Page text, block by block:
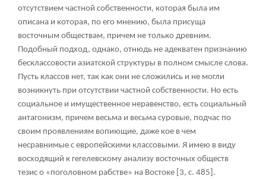
отсутствием частной собственности, которая была им
описана и которая, по его мнению, была присуща
восточным обществам, причем не только древним.
Подобный подход, однако, отнюдь не адекватен признанию
бесклассовости азиатской структуры в полном смысле слова.
Пусть классов нет, так как они не сложились и не могли
возникнуть при отсутствии частной собственности. Но есть
социальное и имущественное неравенство, есть социальный
антагонизм, причем весьма и весьма суровые, подчас по
своим проявлениям вопиющие, даже кое в чем
несравнимые с европейскими классовыми. Я имею в виду
восходящий к гегелевскому анализу восточных обществ
тезис о «поголовном рабстве» на Востоке [3, с. 485].